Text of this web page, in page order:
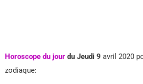
Horoscope du jour du Jeudi 9 avril 2020
zodiaque: